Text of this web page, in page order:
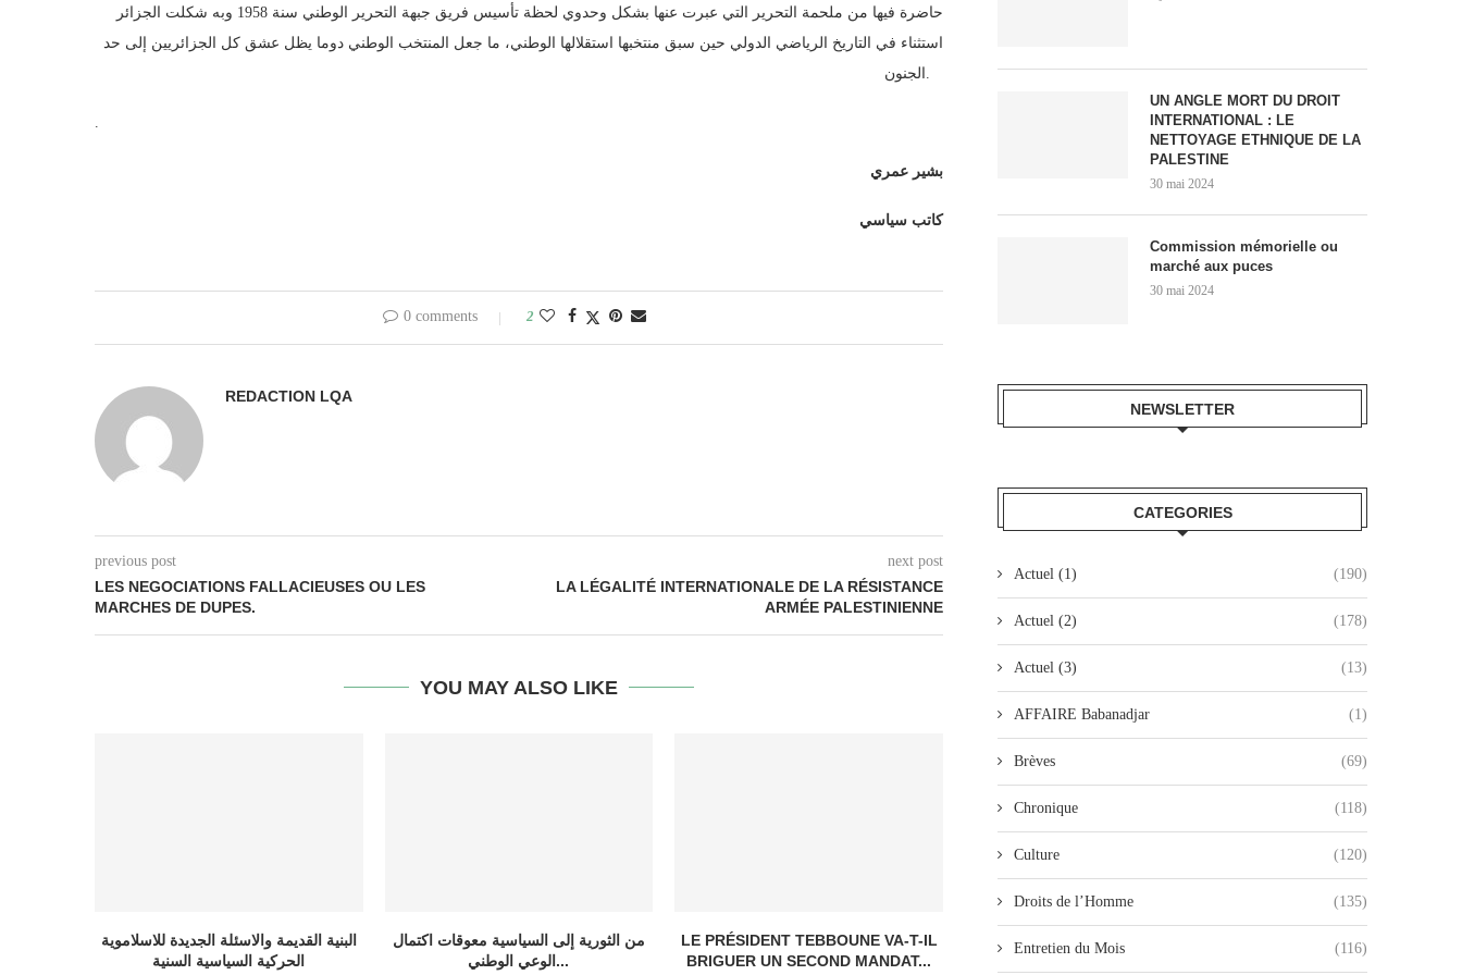
حاضرة فيها من ملحمة التحرير التي عبرت عنها بشكل وحدوي لحظة تأسيس فريق جبهة التحرير الوطني سنة 1958 وبه شكلت الجزائر
استثناء في التاريخ الرياضي الدولي حين سبق منتخبها استقلالها الوطني، ما جعل المنتخب الوطني دوما يظل عشق كل الجزائريين إلى حد
الجنون.
.
بشير عمري
كاتب سياسي
0 comments 2
REDACTION LQA
previous post
LES NEGOCIATIONS FALLACIEUSES OU LES
MARCHES DE DUPES.
next post
LA LÉGALITÉ INTERNATIONALE DE LA RÉSISTANCE
ARMÉE PALESTINIENNE
YOU MAY ALSO LIKE
البنية القديمة والاسئلة الجديدة للاسلاموية
الحركية السياسية السنية
من الثورية إلى السياسية معوقات اكتمال
الوعي الوطني...
LE PRÉSIDENT TEBBOUNE VA-T-IL
BRIGUER UN SECOND MANDAT...
L’ALGÉRIE, GRANDE ABSENTE DU
PRISE DE POSITION :
AVEC L’ENTRAÎNEUR
UN ANGLE MORT DU DROIT
INTERNATIONAL : LE
NETTOYAGE ETHNIQUE DE LA
PALESTINE
30 mai 2024
Commission mémorielle ou
marché aux puces
30 mai 2024
NEWSLETTER
CATEGORIES
Actuel (1) (190)
Actuel (2) (178)
Actuel (3) (13)
AFFAIRE Babanadjar (1)
Brèves (69)
Chronique (118)
Culture (120)
Droits de l’Homme (135)
Entretien du Mois (116)